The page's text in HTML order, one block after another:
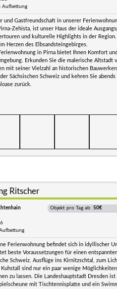
Aufbettung
und Gastfreundschaft in unserer
Zehista, ist unser Haus der ideale
und kulturelle Highlights in der
Herzen des Elbsandsteingebirges.
in Pirna bietet Ihnen Komfort
Erkunden Sie die malerische Altstadt
mit seiner Vielzahl an historischen
Sächsischen Schweiz und kehren Sie
zurück.
Ritscher
Objekt pro Tag ab: 50€
Ferienwohnung befindet sich in idyllischer
beste Voraussetzungen für einen
Schweiz. Ausflüge ins Kirnitzschtal, zum
Kuhstall sind nur ein paar wenige
zu lassen. Die Landeshauptstadt Dresden ist
mit Tischtennisplatte und ein